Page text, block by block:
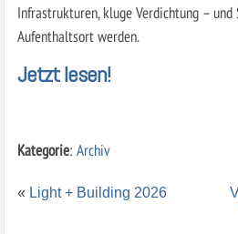
Infrastrukturen, kluge Verdichtung –
Aufenthaltsort werden.
Jetzt lesen!
Kategorie: Archiv
« Light + Building 2026